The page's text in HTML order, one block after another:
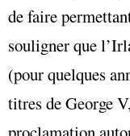
de faire
souligner que
(pour quelques
titres de George